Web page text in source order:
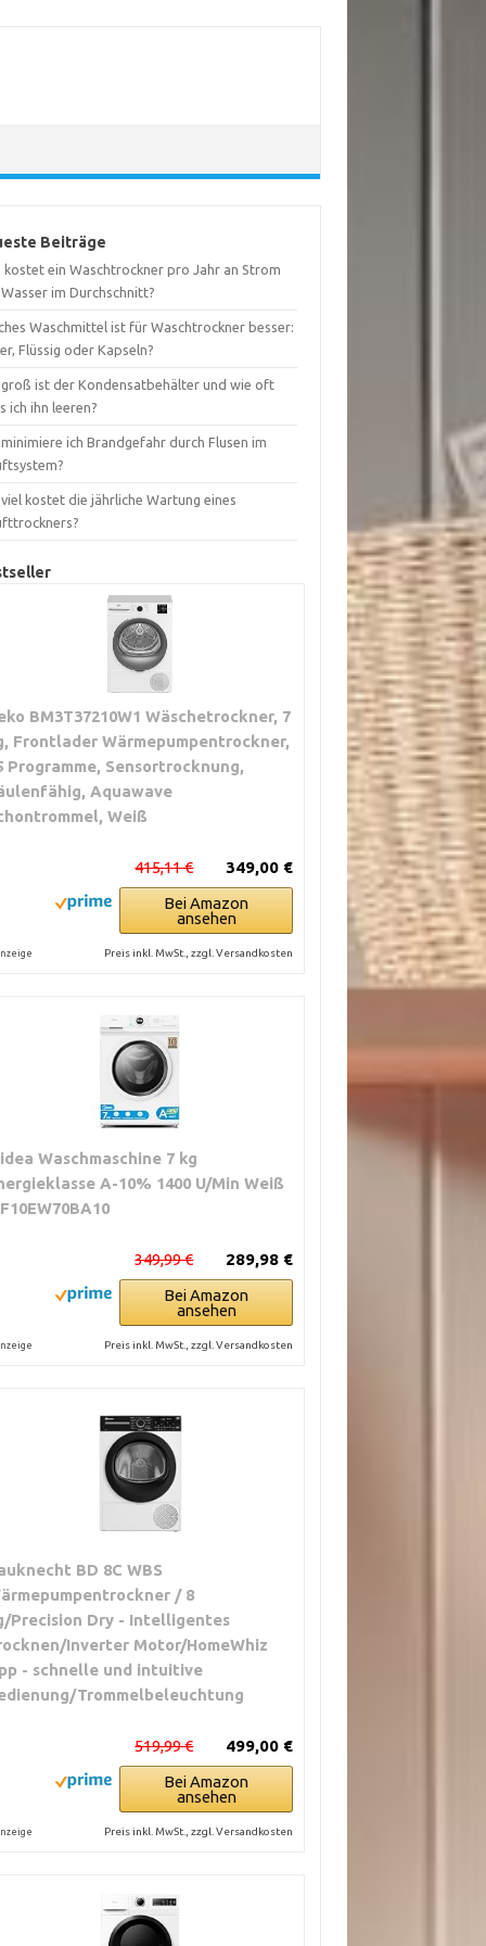
Beiträge
kostet ein Waschtrockner pro Jahr an Strom
im Durchschnitt?
Waschmittel ist für Waschtrockner besser:
Flüssig oder Kapseln?
groß ist der Kondensatbehälter und wie oft
ich ihn leeren?
ich Brandgefahr durch Flusen im
kostet die jährliche Wartung eines
BM3T37210W1 Wäschetrockner, 7
Frontlader Wärmepumpentrockner,
Programme, Sensortrocknung,
Aquawave
Weiß
349,00 €
415,11 €
Bei Amazon
ansehen
Preis inkl. MwSt., zzgl. Versandkosten
Waschmaschine 7 kg
A-10% 1400 U/Min Weiß
289,98 €
349,99 €
Bei Amazon
ansehen
Preis inkl. MwSt., zzgl. Versandkosten
BD 8C WBS
/ 8
Precision Dry - Intelligentes
Inverter Motor/HomeWhiz
- schnelle und intuitive
Trommelbeleuchtung
499,00 €
519,99 €
Bei Amazon
ansehen
Preis inkl. MwSt., zzgl. Versandkosten